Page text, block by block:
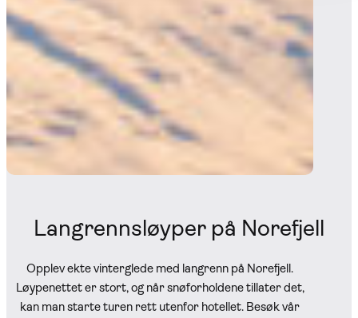
Langrennsløyper på Norefjell
Opplev ekte vinterglede med langrenn på Norefjell.
Løypenettet er stort, og når snøforholdene tillater det,
kan man starte turen rett utenfor hotellet. Besøk vår